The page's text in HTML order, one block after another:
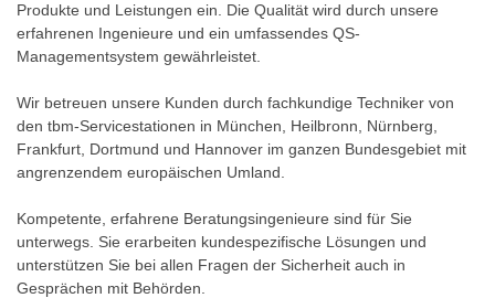
Produkte und Leistungen ein. Die Qualität wird durch unsere
erfahrenen Ingenieure und ein umfassendes QS-
Managementsystem gewährleistet.
Wir betreuen unsere Kunden durch fachkundige Techniker von
den tbm-Servicestationen in München, Heilbronn, Nürnberg,
Frankfurt, Dortmund und Hannover im ganzen Bundesgebiet mit
angrenzendem europäischen Umland.
Kompetente, erfahrene Beratungsingenieure sind für Sie
unterwegs. Sie erarbeiten kundespezifische Lösungen und
unterstützen Sie bei allen Fragen der Sicherheit auch in
Gesprächen mit Behörden.